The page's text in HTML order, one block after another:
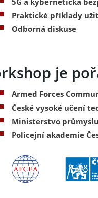
Praktické příklady
Odborná diskuse
je
Armed Forces
České vysoké učení
Ministerstvo
Policejní akademie